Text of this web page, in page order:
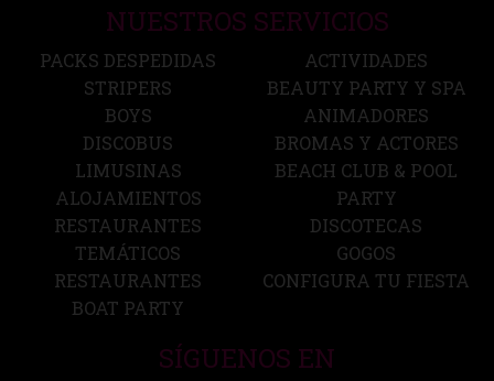
NUESTROS SERVICIOS
PACKS DESPEDIDAS
STRIPERS
BOYS
DISCOBUS
LIMUSINAS
ALOJAMIENTOS
RESTAURANTES
TEMÁTICOS
RESTAURANTES
BOAT PARTY
ACTIVIDADES
BEAUTY PARTY Y SPA
ANIMADORES
BROMAS Y ACTORES
BEACH CLUB & POOL
PARTY
DISCOTECAS
GOGOS
CONFIGURA TU FIESTA
SÍGUENOS EN